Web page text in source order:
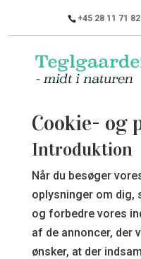
+45 28 11 71 82
Cookie-
Introduktion
Når du besøger
oplysninger om dig,
og forbedre vores
af de annoncer, der
ønsker, at der